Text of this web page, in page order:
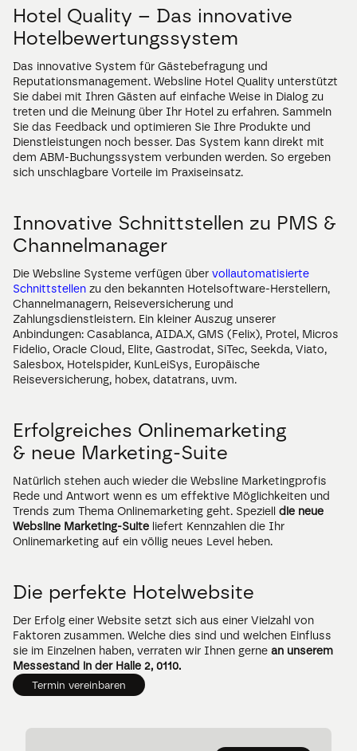
Hotel Quality – Das innovative
Hotelbewertungssystem
Das innovative System für Gästebefragung und
Reputationsmanagement. Websline Hotel Quality unterstützt
Sie dabei mit Ihren Gästen auf einfache Weise in Dialog zu
treten und die Meinung über Ihr Hotel zu erfahren. Sammeln
Sie das Feedback und optimieren Sie Ihre Produkte und
Dienstleistungen noch besser. Das System kann direkt mit
dem ABM-Buchungssystem verbunden werden. So ergeben
sich unschlagbare Vorteile im Praxiseinsatz.
Innovative Schnittstellen zu PMS &
Channelmanager
Die Websline Systeme verfügen über vollautomatisierte
Schnittstellen zu den bekannten Hotelsoftware-Herstellern,
Channelmanagern, Reiseversicherung und
Zahlungsdienstleistern. Ein kleiner Auszug unserer
Anbindungen: Casablanca, AIDA.X, GMS (Felix), Protel, Micros
Fidelio, Oracle Cloud, Elite, Gastrodat, SiTec, Seekda, Viato,
Salesbox, Hotelspider, KunLeiSys, Europäische
Reiseversicherung, hobex, datatrans, uvm.
Erfolgreiches Onlinemarketing
& neue Marketing-Suite
Natürlich stehen auch wieder die Websline Marketingprofis
Rede und Antwort wenn es um effektive Möglichkeiten und
Trends zum Thema Onlinemarketing geht. Speziell die neue
Websline Marketing-Suite liefert Kennzahlen die Ihr
Onlinemarketing auf ein völlig neues Level heben.
Die perfekte Hotelwebsite
Der Erfolg einer Website setzt sich aus einer Vielzahl von
Faktoren zusammen. Welche dies sind und welchen Einfluss
sie im Einzelnen haben, verraten wir Ihnen gerne an unserem
Messestand in der Halle 2, 0110.
Termin vereinbaren